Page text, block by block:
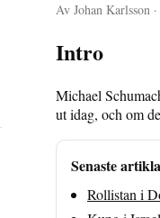
Av Johan Karlsson
Intro
Michael
ut idag, och om
Senaste
Rollistan i